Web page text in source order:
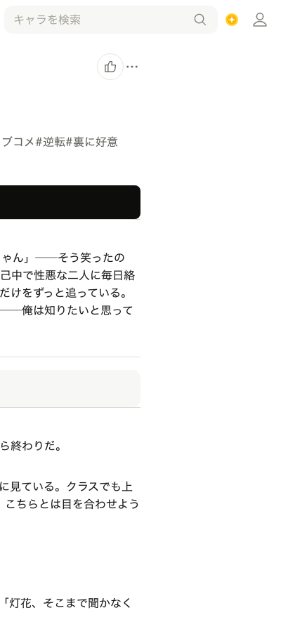
コメ#逆転#裏に好意
ゃん」──そう笑ったの
中で性悪な二人に毎日絡
けをずっと追っている。
──俺は知りたいと思って
終わりだ。
見ている。クラスでも上
ちらとは目を合わせよう
灯花、そこまで聞かなく